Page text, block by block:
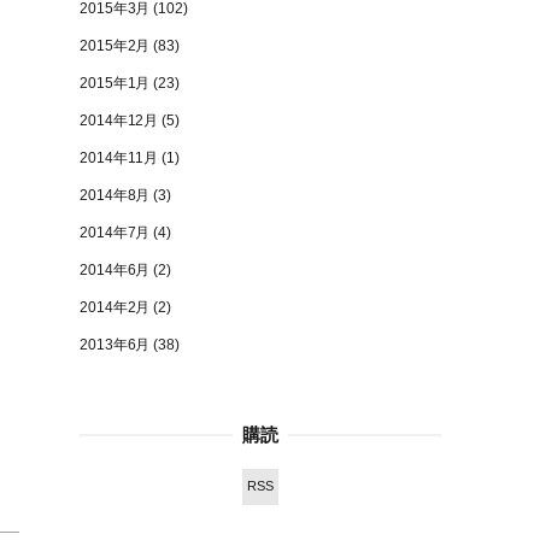
2015年3月 (102)
2015年2月 (83)
2015年1月 (23)
2014年12月 (5)
2014年11月 (1)
2014年8月 (3)
2014年7月 (4)
2014年6月 (2)
2014年2月 (2)
2013年6月 (38)
購読
RSS